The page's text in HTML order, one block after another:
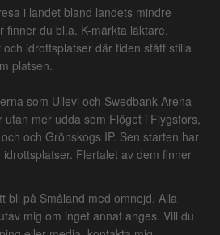
i landet bland landets mindre
finner du bl.a. K-märkta läktare,
idrottsplatser där tiden stått stilla
platsen.
som Ullevi och Swedbank Arena
utan mer udda som Flöget i Flygsfors,
och Grönskogs IP. Sen starten har
Flertalet av dem finner
bli på Småland med omnejd. Alla
mig om inget annat anges. Vill du